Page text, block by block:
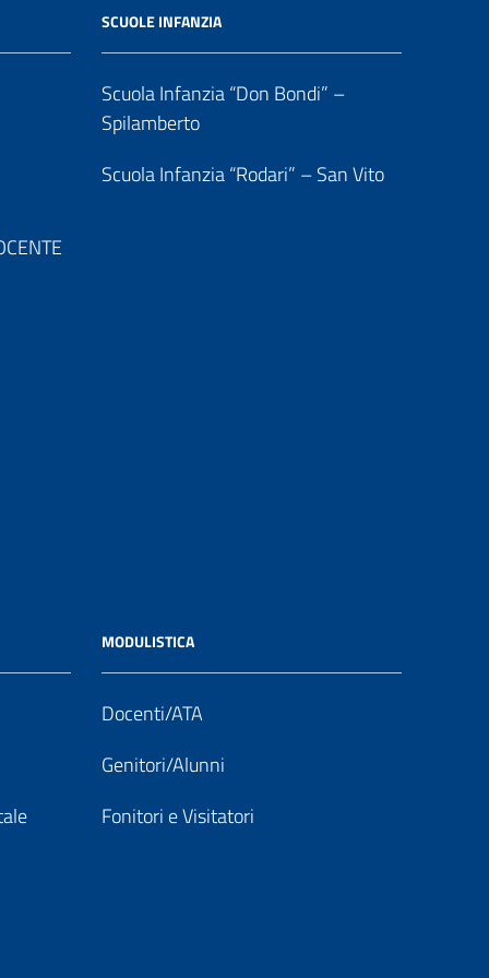
SCUOLE INFANZIA
Scuola Infanzia “Don Bondi” –
Spilamberto
Scuola Infanzia “Rodari” – San Vito
MODULISTICA
Docenti/ATA
Genitori/Alunni
Fonitori e Visitatori